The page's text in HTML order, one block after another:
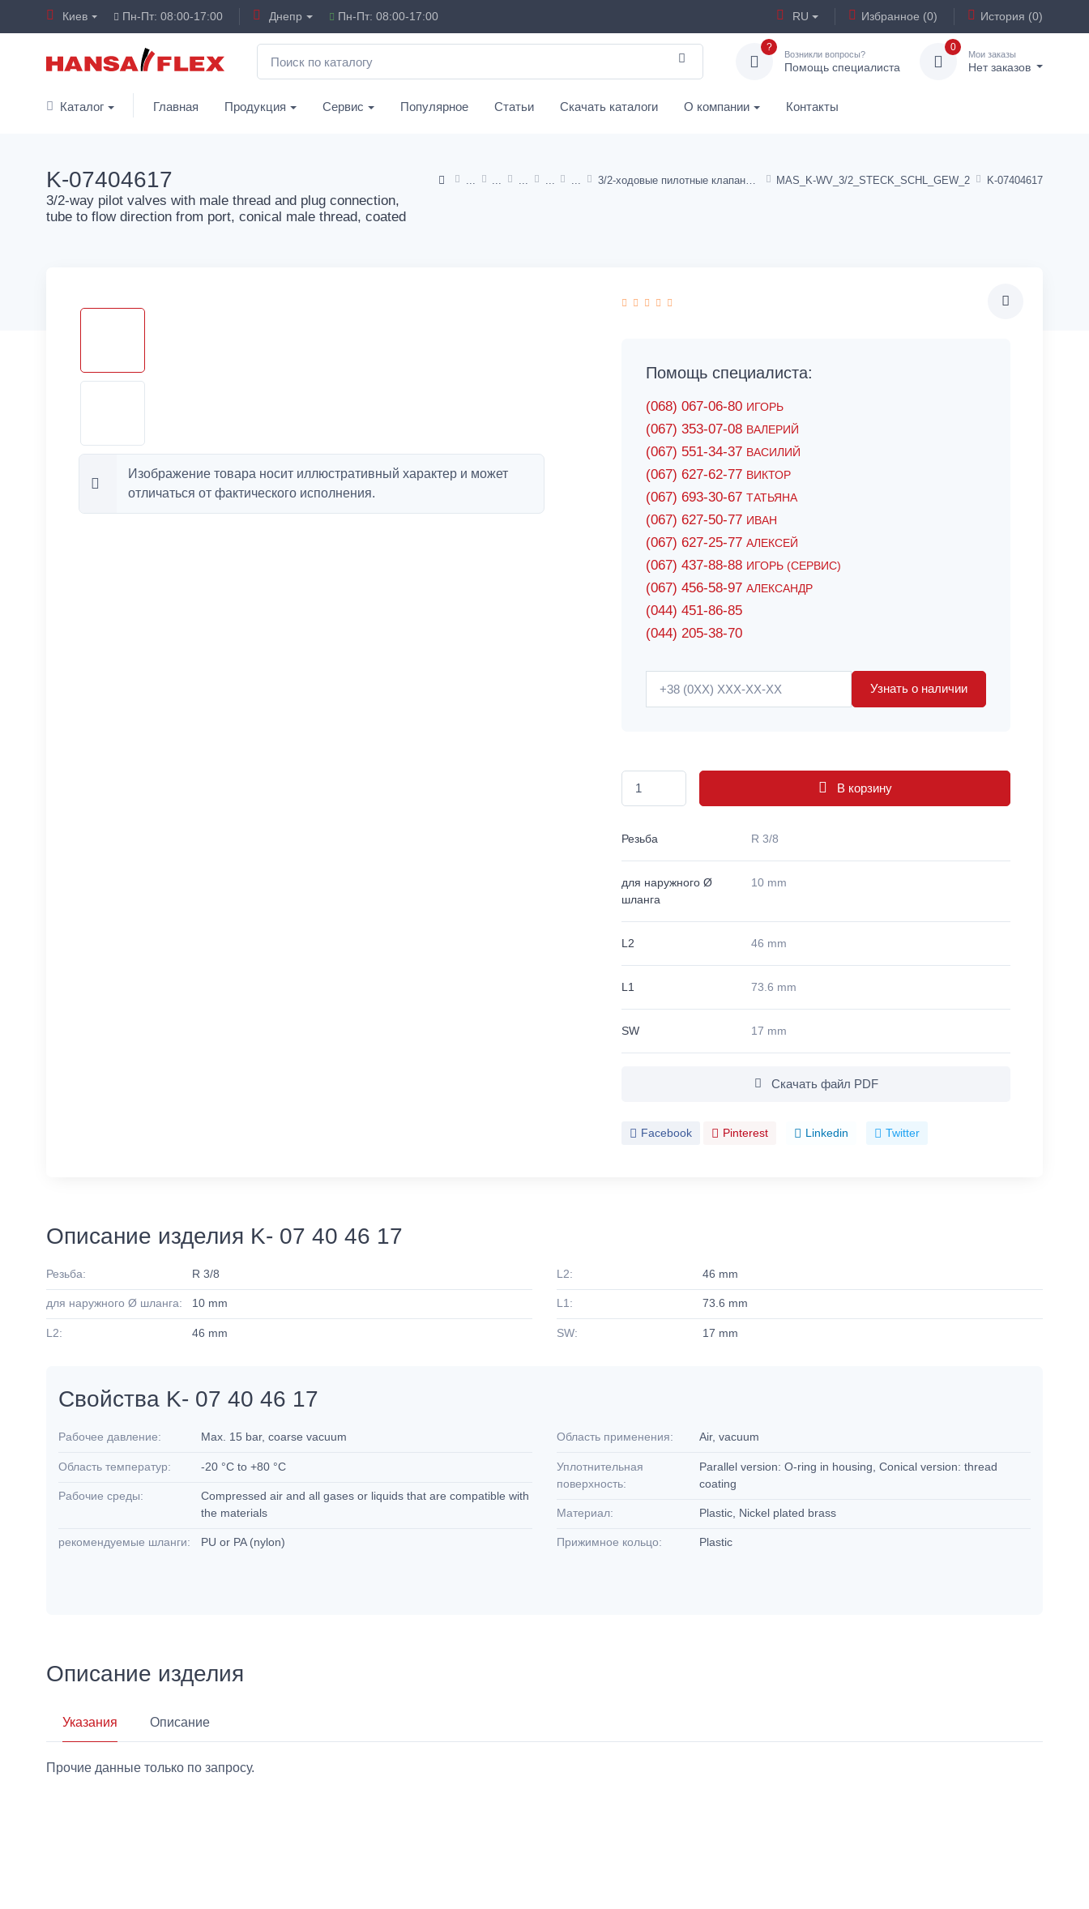
Киев Пн-Пт: 08:00-17:00 Днепр Пн-Пт: 08:00-17:00 RU Избранное (0) История (0)
?
Возникли вопросы?
Помощь специалиста
0
Мои заказы
Нет заказов
Каталог Главная Продукция Сервис Популярное Статьи Скачать каталоги О компании Контакты
3/2-ходовые пилотные клапаны с наружной резьбой и штекерным соединением »Blue Series« MAS_K-WV_3/2_STECK_SCHL_GEW_2 K-07404617
K-07404617
3/2-way pilot valves with male thread and plug connection,
tube to flow direction from port, conical male thread, coated
Изображение товара носит иллюстративный характер и может
отличаться от фактического исполнения.
Помощь специалиста:
(068) 067-06-80 ИГОРЬ
(067) 353-07-08 ВАЛЕРИЙ
(067) 551-34-37 ВАСИЛИЙ
(067) 627-62-77 ВИКТОР
(067) 693-30-67 ТАТЬЯНА
(067) 627-50-77 ИВАН
(067) 627-25-77 АЛЕКСЕЙ
(067) 437-88-88 ИГОРЬ (СЕРВИС)
(067) 456-58-97 АЛЕКСАНДР
(044) 451-86-85
(044) 205-38-70
Узнать о наличии
В корзину
Резьба R 3/8
для наружного Ø
шланга
10 mm
L2 46 mm
L1 73.6 mm
SW 17 mm
Скачать файл PDF
Facebook Pinterest Linkedin Twitter
Описание изделия K- 07 40 46 17
Резьба: R 3/8
для наружного Ø шланга: 10 mm
L2: 46 mm
L2: 46 mm
L1: 73.6 mm
SW: 17 mm
Свойства K- 07 40 46 17
Рабочее давление: Max. 15 bar, coarse vacuum
Область температур: -20 °C to +80 °C
Рабочие среды:
Compressed air and all gases or liquids that are compatible with
the materials
рекомендуемые шланги: PU or PA (nylon)
Область применения: Air, vacuum
Уплотнительная
поверхность:
Parallel version: O-ring in housing, Conical version: thread
coating
Материал: Plastic, Nickel plated brass
Прижимное кольцо: Plastic
Описание изделия
Указания Описание
Прочие данные только по запросу.